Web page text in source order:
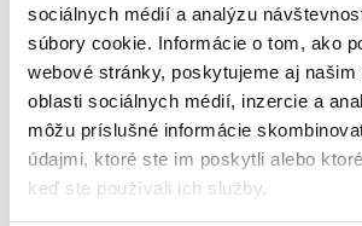
sociálnych médií a analýzu
súbory cookie. Informácie o tom, ako
webové stránky, poskytujeme aj našim
oblasti sociálnych médií, inzercie a
môžu príslušné informácie
údajmi, ktoré ste im poskytli alebo
keď ste používali ich služby.